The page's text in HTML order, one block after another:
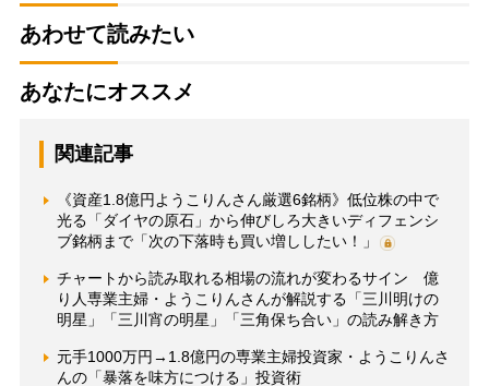
あわせて読みたい
あなたにオススメ
関連記事
《資産1.8億円ようこりんさん厳選6銘柄》低位株の中で
光る「ダイヤの原石」から伸びしろ大きいディフェンシ
ブ銘柄まで「次の下落時も買い増ししたい！」
チャートから読み取れる相場の流れが変わるサイン 億
り人専業主婦・ようこりんさんが解説する「三川明けの
明星」「三川宵の明星」「三角保ち合い」の読み解き方
元手1000万円→1.8億円の専業主婦投資家・ようこりんさ
んの「暴落を味方につける」投資術